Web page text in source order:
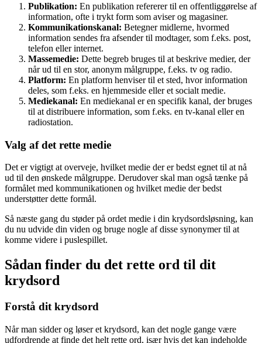
Publikation: En publikation refererer til en offentliggørelse af
information, ofte i trykt form som aviser og magasiner.
Kommunikationskanal: Betegner midlerne, hvormed
information sendes fra afsender til modtager, som f.eks. post,
telefon eller internet.
Massemedie: Dette begreb bruges til at beskrive medier, der
når ud til en stor, anonym målgruppe, f.eks. tv og radio.
Platform: En platform henviser til et sted, hvor information
deles, som f.eks. en hjemmeside eller et socialt medie.
Mediekanal: En mediekanal er en specifik kanal, der bruges
til at distribuere information, som f.eks. en tv-kanal eller en
radiostation.
Valg af det rette medie
Det er vigtigt at overveje, hvilket medie der er bedst egnet til at nå
ud til den ønskede målgruppe. Derudover skal man også tænke på
formålet med kommunikationen og hvilket medie der bedst
understøtter dette formål.
Så næste gang du støder på ordet medie i din krydsordsløsning, kan
du nu udvide din viden og bruge nogle af disse synonymer til at
komme videre i puslespillet.
Sådan finder du det rette ord til dit
krydsord
Forstå dit krydsord
Når man sidder og løser et krydsord, kan det nogle gange være
udfordrende at finde det helt rette ord, især hvis det kan indeholde